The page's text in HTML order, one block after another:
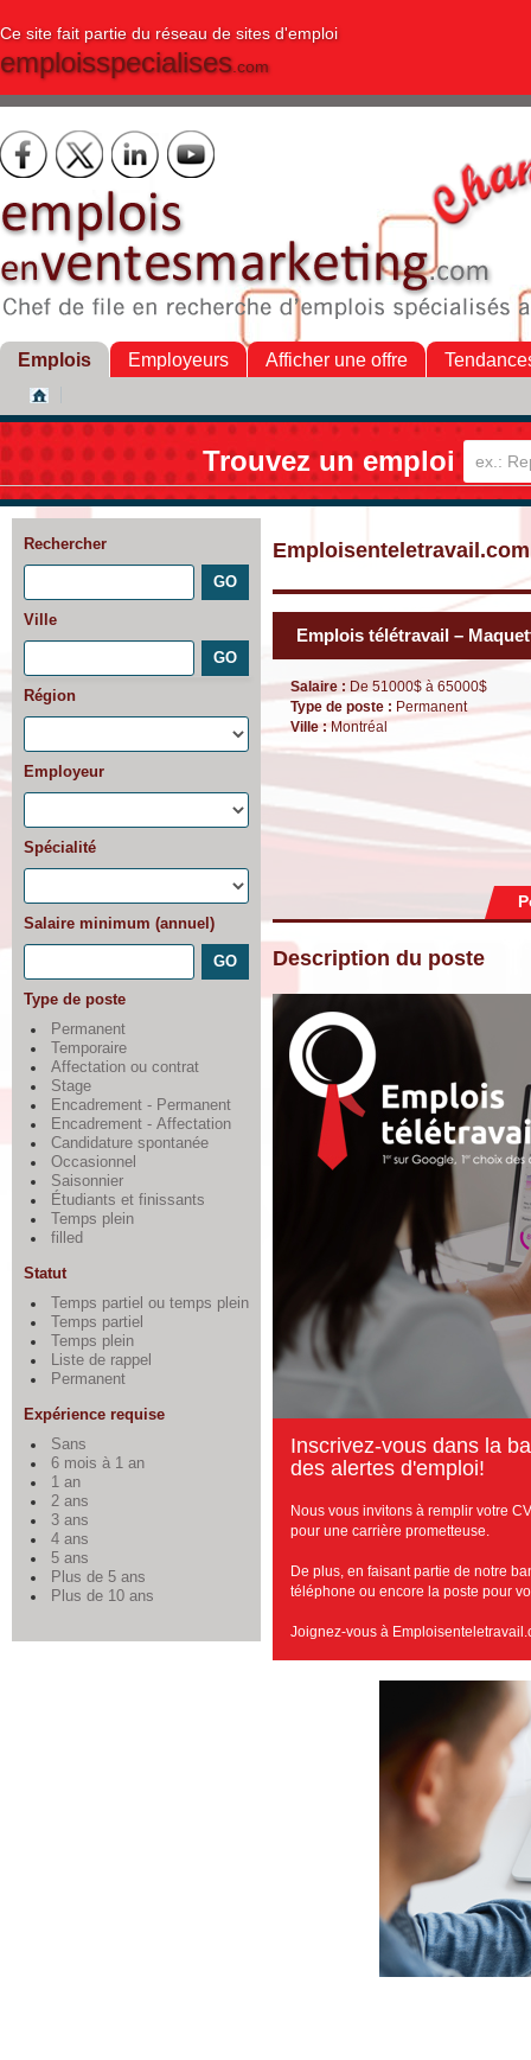
Ce site fait partie du réseau de sites d'emploi
emploisspecialises.com
Emplois Employeurs Afficher une offre
Trouvez un emploi
Rechercher
Ville
Région
Employeur
Spécialité
Salaire minimum (annuel)
Type de poste
Permanent
Temporaire
Affectation ou contrat
Stage
Encadrement - Permanent
Encadrement - Affectation
Candidature spontanée
Occasionnel
Saisonnier
Étudiants et finissants
Temps plein
filled
Statut
Temps partiel ou temps plein
Temps partiel
Temps plein
Liste de rappel
Permanent
Expérience requise
Sans
6 mois à 1 an
1 an
2 ans
3 ans
4 ans
5 ans
Plus de 5 ans
Plus de 10 ans
Emplois télétravail –
Salaire : De 51000$ à 65000$
Type de poste : Permanent
Ville :Montréal
Description du poste
Inscrivez-vous dans la
des alertes d'emploi!
Nous vous invitons à remplir votre
pour une carrière prometteuse.
De plus, en faisant partie de notre
téléphone ou encore la poste pour
Joignez-vous à